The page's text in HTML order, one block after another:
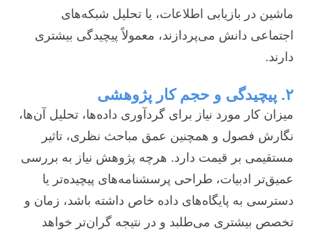
ماشین در بازیابی اطلاعات، یا تحلیل شبکه‌های
اجتماعی دانش می‌پردازند، معمولاً پیچیدگی بیشتری
دارند.
۲. پیچیدگی و حجم کار پژوهشی
میزان کار مورد نیاز برای گردآوری داده‌ها، تحلیل آن‌ها،
نگارش فصول و همچنین عمق مباحث نظری، تاثیر
مستقیمی بر قیمت دارد. هرچه پژوهش نیاز به بررسی
عمیق‌تر ادبیات، طراحی پرسشنامه‌های پیچیده‌تر یا
دسترسی به پایگاه‌های داده خاص داشته باشد، زمان و
تخصص بیشتری می‌طلبد و در نتیجه گران‌تر خواهد